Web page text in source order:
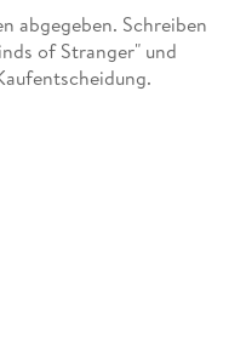
abgegeben. Schreiben
of Stranger" und